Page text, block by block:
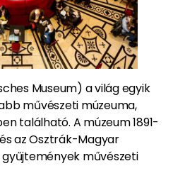
Museum) a világ egyik
művészeti múzeuma,
található. A múzeum 1891-
az Osztrák-Magyar
művészeti